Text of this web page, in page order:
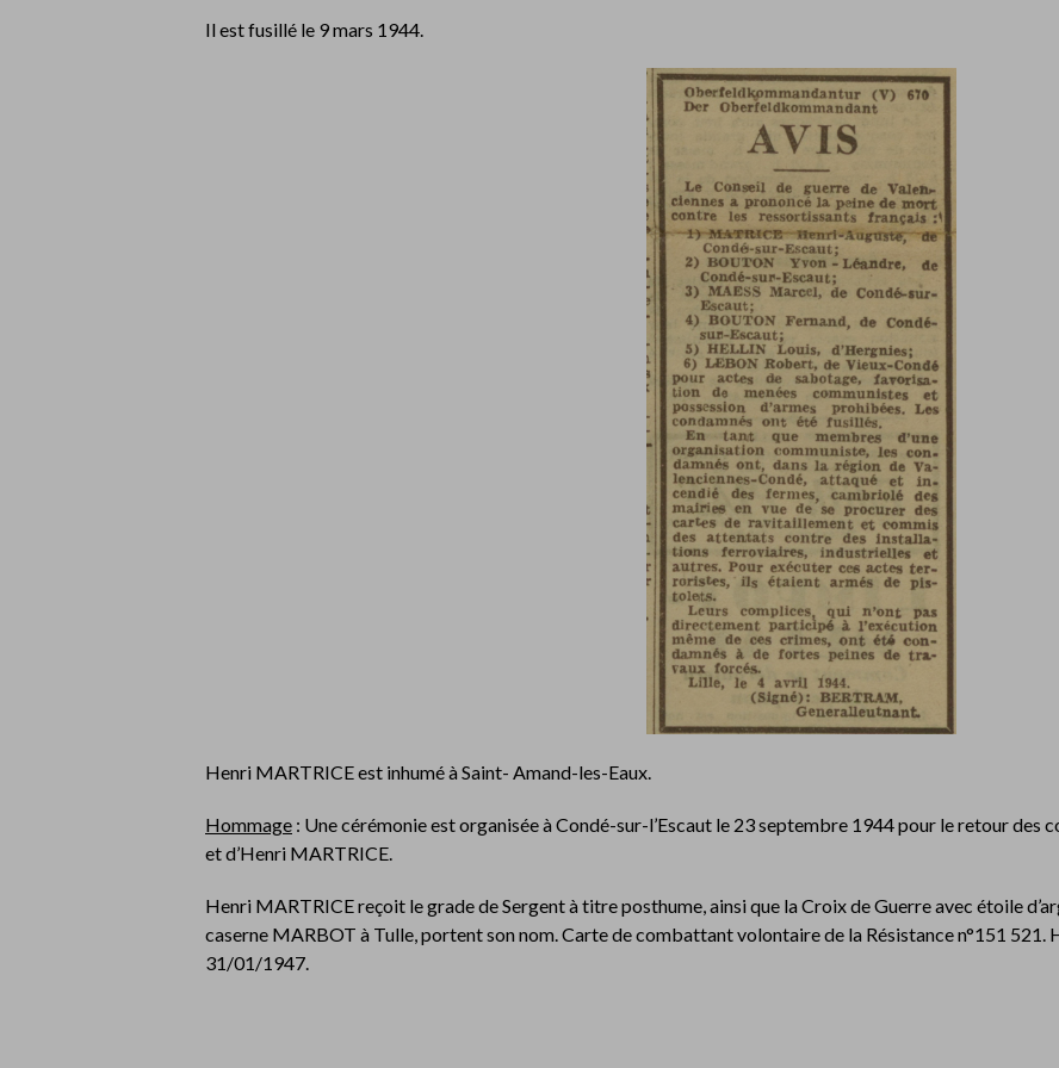
Il est fusillé le 9 mars 1944.
Henri MARTRICE est inhumé à Saint- Amand-les-Eaux.
Hommage : Une cérémonie est organisée à Condé-sur-l’Escaut le 23 septembre 1944 pour le retour des
et d’Henri MARTRICE.
Henri MARTRICE reçoit le grade de Sergent à titre posthume, ainsi que la Croix de Guerre avec étoile
caserne MARBOT à Tulle, portent son nom. Carte de combattant volontaire de la Résistance n°151 521.
31/01/1947.